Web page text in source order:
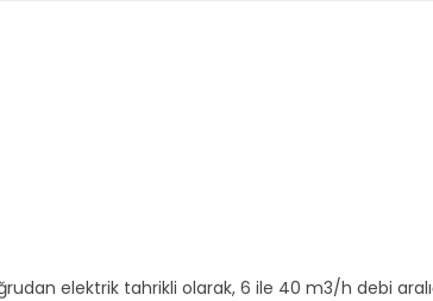
elektrik tahrikli olarak, 6 ile 40 m3/h debi